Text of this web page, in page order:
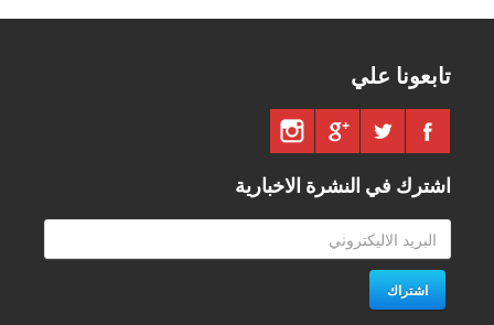
تابعونا علي
اشترك في النشرة الاخبارية
اشتراك